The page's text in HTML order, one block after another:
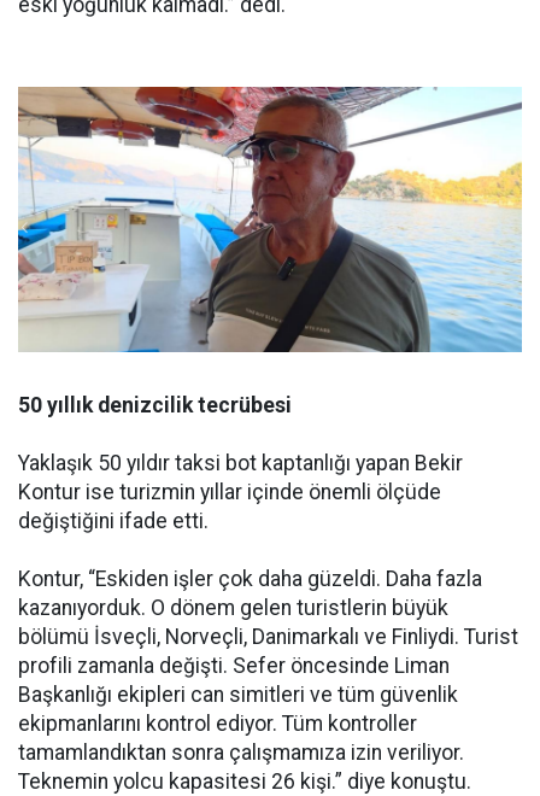
50 yıllık denizcilik tecrübesi
Yaklaşık 50 yıldır taksi bot kaptanlığı yapan Bekir
Kontur ise turizmin yıllar içinde önemli ölçüde
değiştiğini ifade etti.
Kontur, “Eskiden işler çok daha güzeldi. Daha fazla
kazanıyorduk. O dönem gelen turistlerin büyük
bölümü İsveçli, Norveçli, Danimarkalı ve Finliydi. Turist
profili zamanla değişti. Sefer öncesinde Liman
Başkanlığı ekipleri can simitleri ve tüm güvenlik
ekipmanlarını kontrol ediyor. Tüm kontroller
tamamlandıktan sonra çalışmamıza izin veriliyor.
Teknemin yolcu kapasitesi 26 kişi.” diye konuştu.